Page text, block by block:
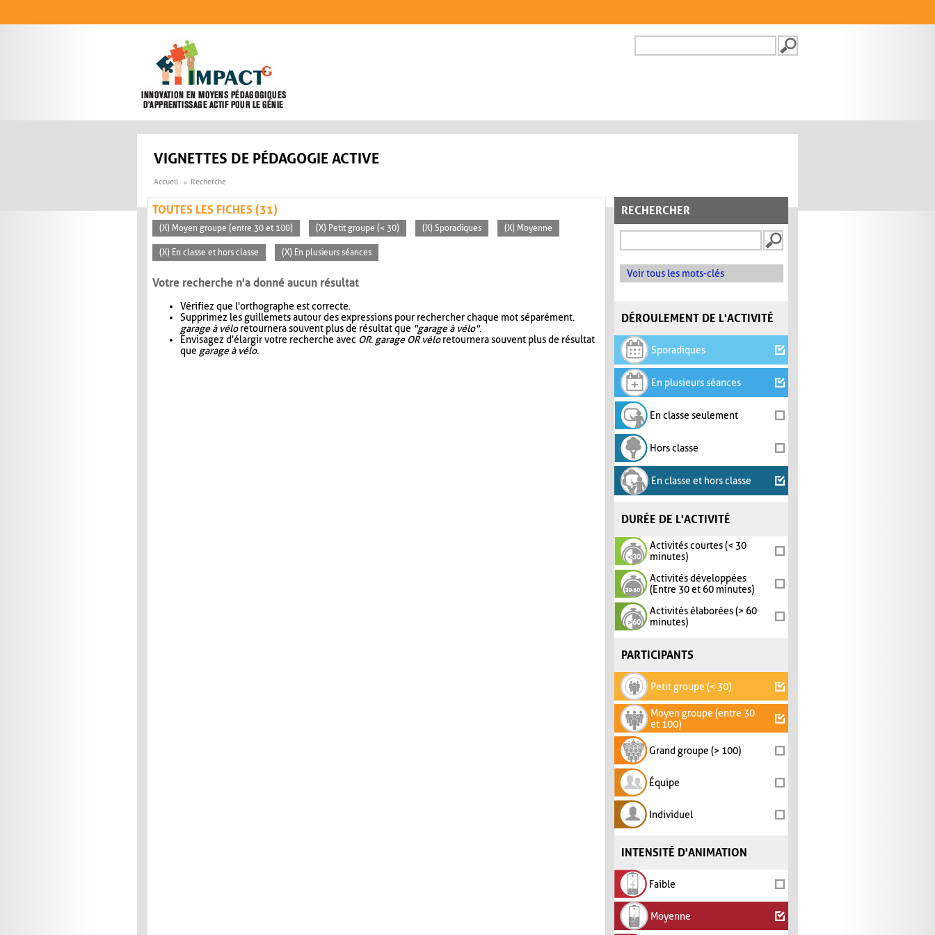
FORMULAIRE DE
VIGNETTES DE PÉDAGOGIE ACTIVE
Accueil Recherche
RECHERCHER
Voir tous les mots-clés
DÉROULEMENT DE L'ACTIVITÉ
Sporadiques
En plusieurs séances
En classe seulement
Hors classe
En classe et hors classe
DURÉE DE L'ACTIVITÉ
Activités courtes (< 30
minutes)
Activités développées
(Entre 30 et 60 minutes)
Activités élaborées (> 60
minutes)
PARTICIPANTS
Petit groupe (< 30)
Moyen groupe (entre 30
et 100)
Grand groupe (> 100)
Équipe
Individuel
INTENSITÉ D'ANIMATION
Faible
Moyenne
TOUTES LES FICHES (31)
(X) Moyen groupe (entre 30 et 100) (X) Petit groupe (< 30) (X) Sporadiques (X) Moyenne
(X) En classe et hors classe (X) En plusieurs séances
Votre recherche n'a donné aucun résultat
Vérifiez que l'orthographe est correcte.
Supprimez les guillemets autour des expressions pour rechercher chaque mot séparément.
garage à véloretournera souvent plus de résultat que "garage à vélo".
Envisagez d'élargir votre recherche avec OR. garage OR véloretournera souvent plus de résultat
que garage à vélo.